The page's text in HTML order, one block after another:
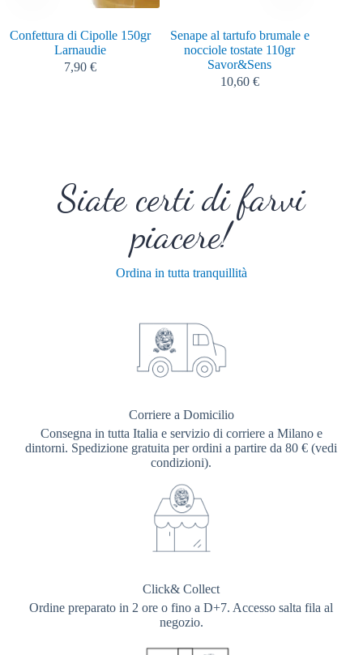
Confettura di Cipolle 150gr
Larnaudie
7,90 €
Senape al tartufo brumale e
nocciole tostate 110gr
Savor&Sens
10,60 €
Siate certi di farvi
piacere!
Ordina in tutta tranquillità
Corriere a Domicilio
Consegna in tutta Italia e servizio di corriere a Milano e
dintorni. Spedizione gratuita per ordini a partire da 80 € (vedi
condizioni).
Click& Collect
Ordine preparato in 2 ore o fino a D+7. Accesso salta fila al
negozio.